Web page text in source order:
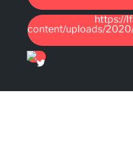
https://
content/uploads/